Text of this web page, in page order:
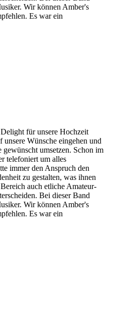
Wir können Amber's
Es war ein
für unsere Hochzeit
Wünsche eingehen und
umsetzen. Schon im
telefoniert um alles
immer den Anspruch den
zu gestalten, was ihnen
auch etliche Amateur-
Bei dieser Band
Wir können Amber's
Es war ein